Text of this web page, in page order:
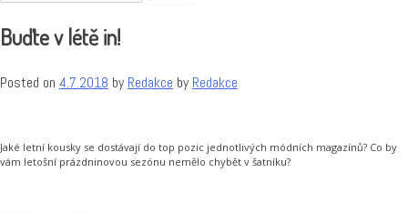
Buďte v létě in!
Posted on 4.7.2018 byRedakce byRedakce
Jaké letní kousky se dostávají do top pozic jednotlivých módních magazínů? Co by
vám letošní prázdninovou sezónu nemělo chybět v šatníku?